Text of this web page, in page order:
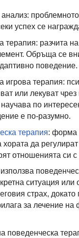
успех се
терапия: разчита
Обръща се
поведение.
игрова терапия:
или лекуват
по
е по-разумно.
терапия: форма
да
отношенията си с
ситуация или
страх,
за лечение
поведенческа